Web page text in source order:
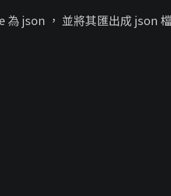
為 json ， 並將其匯出成 json